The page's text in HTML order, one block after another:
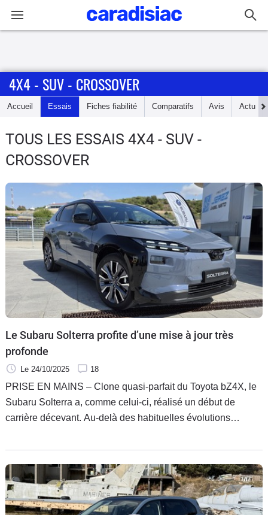
Accueil
Essais
d'achat
Electriques
Utilitaires
Flottes
Auto
Forum
Moto
Marques
4X4 - SUV - CROSSOVER
Accueil Essais Fiches fiabilité Comparatifs Avis Actu
TOUS LES ESSAIS 4X4 - SUV -
CROSSOVER
Le Subaru Solterra profite d’une mise à jour très
profonde
Le 24/10/2025 18
PRISE EN MAINS – Clone quasi-parfait du Toyota bZ4X, le
Subaru Solterra a, comme celui-ci, réalisé un début de
carrière décevant. Au-delà des habituelles évolutions
lacunes techniques de ce duo nippon. Des évolutions que
nous avons pu jauger lors d’un premier galop d’essai.